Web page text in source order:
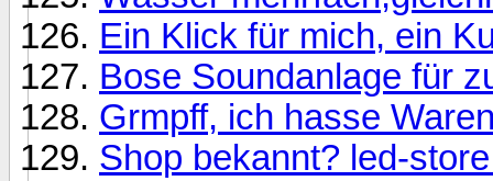
Ein Klick für mich, ein
Bose Soundanlage für
Grmpff, ich hasse
Shop bekannt? led-